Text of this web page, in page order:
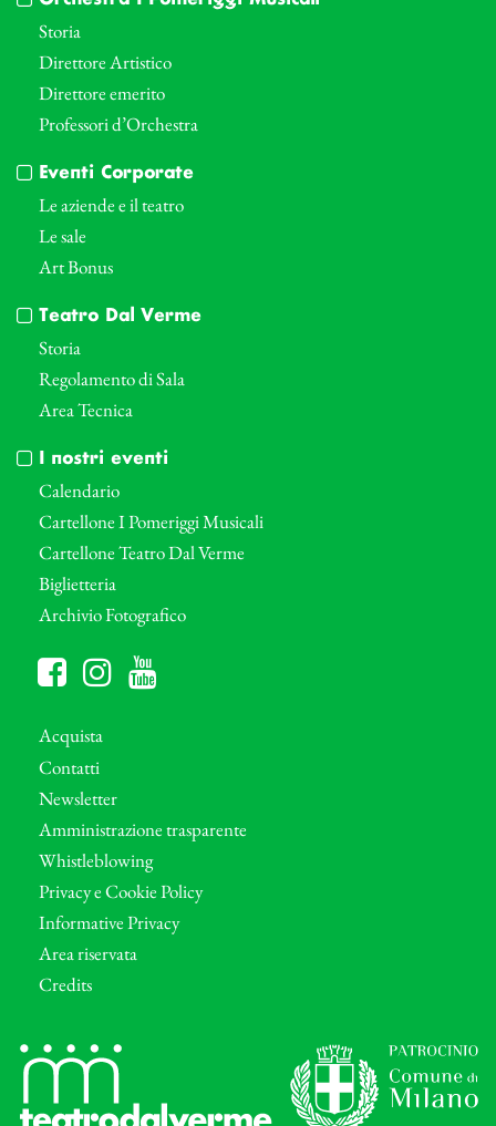
Storia
Direttore Artistico
Direttore emerito
Professori d’Orchestra
Eventi Corporate
Le aziende e il teatro
Le sale
Art Bonus
Teatro Dal Verme
Storia
Regolamento di Sala
Area Tecnica
I nostri eventi
Calendario
Cartellone I Pomeriggi Musicali
Cartellone Teatro Dal Verme
Biglietteria
Archivio Fotografico
Acquista
Contatti
Newsletter
Amministrazione trasparente
Whistleblowing
Privacy e Cookie Policy
Informative Privacy
Area riservata
Credits